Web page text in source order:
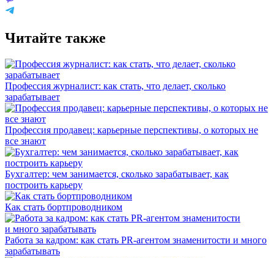
Читайте также
Профессия журналист: как стать, что делает, сколько
зарабатывает
Профессия продавец: карьерные перспективы, о которых не
все знают
Бухгалтер: чем занимается, сколько зарабатывает, как
построить карьеру
Как стать бортпроводником
Работа за кадром: как стать PR-агентом знаменитости и много
зарабатывать